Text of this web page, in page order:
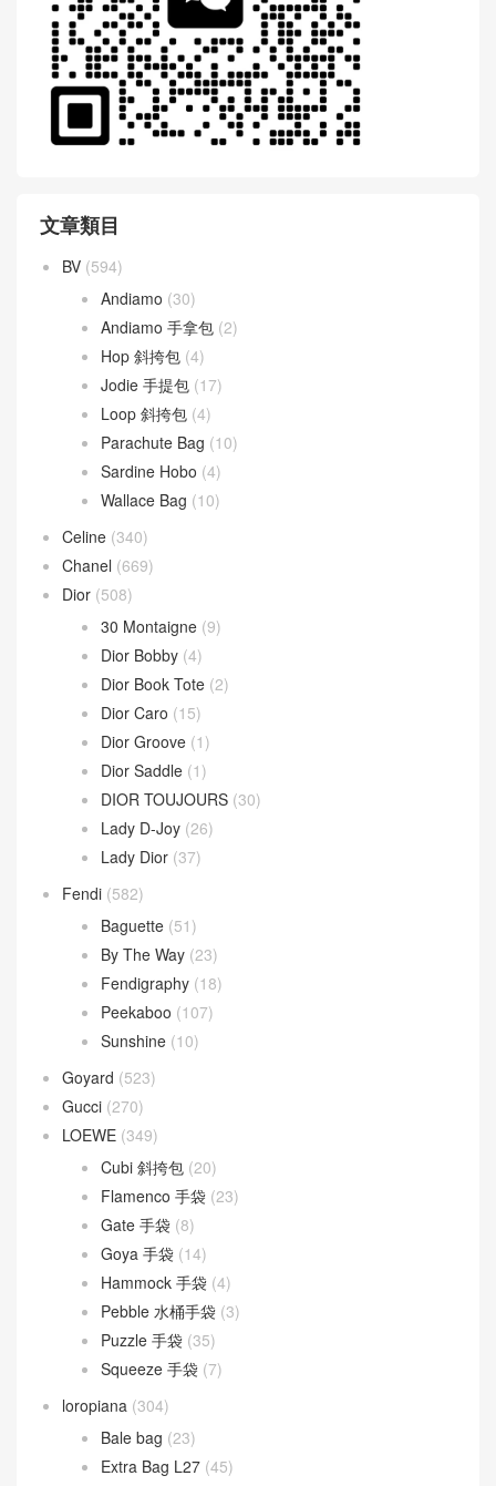
文章類目
BV (594)
Andiamo (30)
Andiamo 手拿包 (2)
Hop 斜挎包 (4)
Jodie 手提包 (17)
Loop 斜挎包 (4)
Parachute Bag (10)
Sardine Hobo (4)
Wallace Bag (10)
Celine (340)
Chanel (669)
Dior (508)
30 Montaigne (9)
Dior Bobby (4)
Dior Book Tote (2)
Dior Caro (15)
Dior Groove (1)
Dior Saddle (1)
DIOR TOUJOURS (30)
Lady D-Joy (26)
Lady Dior (37)
Fendi (582)
Baguette (51)
By The Way (23)
Fendigraphy (18)
Peekaboo (107)
Sunshine (10)
Goyard (523)
Gucci (270)
LOEWE (349)
Cubi 斜挎包 (20)
Flamenco 手袋 (23)
Gate 手袋 (8)
Goya 手袋 (14)
Hammock 手袋 (4)
Pebble 水桶手袋 (3)
Puzzle 手袋 (35)
Squeeze 手袋 (7)
loropiana (304)
Bale bag (23)
Extra Bag L27 (45)